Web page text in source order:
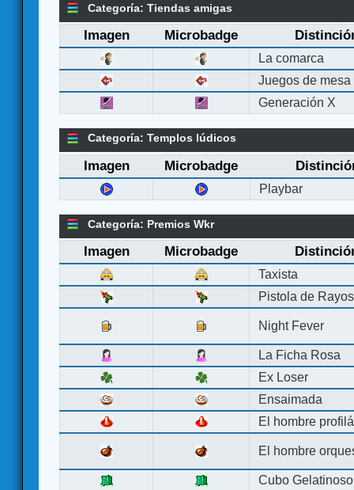
Categoría: Tiendas amigas
Imagen Microbadge
La comarca
Juegos de mesa
Generación X
Categoría: Templos lúdicos
Imagen Microbadge
Playbar
Categoría: Premios Wkr
Imagen Microbadge
Taxista
Pistola de Rayos
Night Fever
La Ficha Rosa
Ex Loser
Ensaimada
El hombre
El hombre
Cubo Gelatinoso